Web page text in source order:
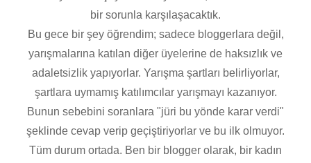
bir sorunla karşılaşacaktık.
Bu gece bir şey öğrendim; sadece bloggerlara değil,
yarışmalarına katılan diğer üyelerine de haksızlık ve
adaletsizlik yapıyorlar. Yarışma şartları belirliyorlar,
şartlara uymamış katılımcılar yarışmayı kazanıyor.
Bunun sebebini soranlara "jüri bu yönde karar verdi"
şeklinde cevap verip geçiştiriyorlar ve bu ilk olmuyor.
Tüm durum ortada. Ben bir blogger olarak, bir kadın